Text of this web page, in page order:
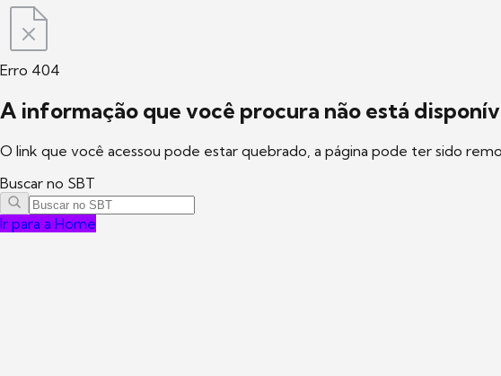
Erro 404
A informação que você procura não está
O link que você acessou pode estar quebrado, a página pode ter sido
Buscar no SBT
Ir para a Home